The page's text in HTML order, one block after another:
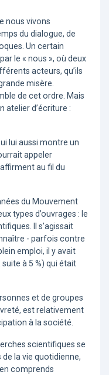
nous vivons
du dialogue, de
Un certain
le « nous », où deux
acteurs, qu’ils
misère.
de cet ordre. Mais
atelier d’écriture :
lui aussi montre un
appeler
au fil du
du Mouvement
types d’ouvrages : le
Il s’agissait
- parfois contre
emploi, il y avait
à 5 %) qui était
et de groupes
est relativement
à la société.
scientifiques se
la vie quotidienne,
comprends